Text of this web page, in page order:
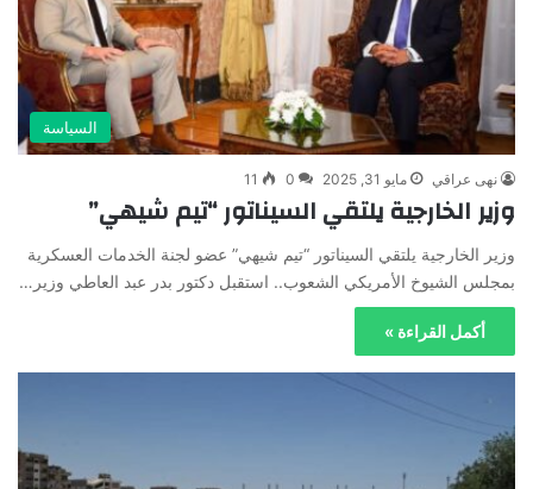
السياسة
نهى عراقي مايو 31, 2025 0
11
وزير الخارجية يلتقي السيناتور “تيم شيهي”
وزير الخارجية يلتقي السيناتور “تيم شيهي” عضو لجنة الخدمات العسكرية
بمجلس الشيوخ الأمريكي الشعوب.. استقبل دكتور بدر عبد العاطي وزير…
أكمل القراءة »